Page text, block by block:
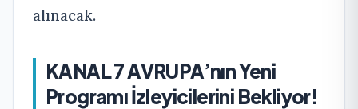
alınacak.
KANAL 7 AVRUPA’nın Yeni
Programı İzleyicilerini Bekliyor!